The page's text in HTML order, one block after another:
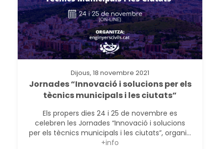
Dijous, 18 novembre 2021
Jornades “Innovació i solucions per els
tècnics municipals i les ciutats”
Els propers dies 24 i 25 de novembre es
celebren les Jornades “Innovació i solucions
per els tècnics municipals i les ciutats”, organi...
+info